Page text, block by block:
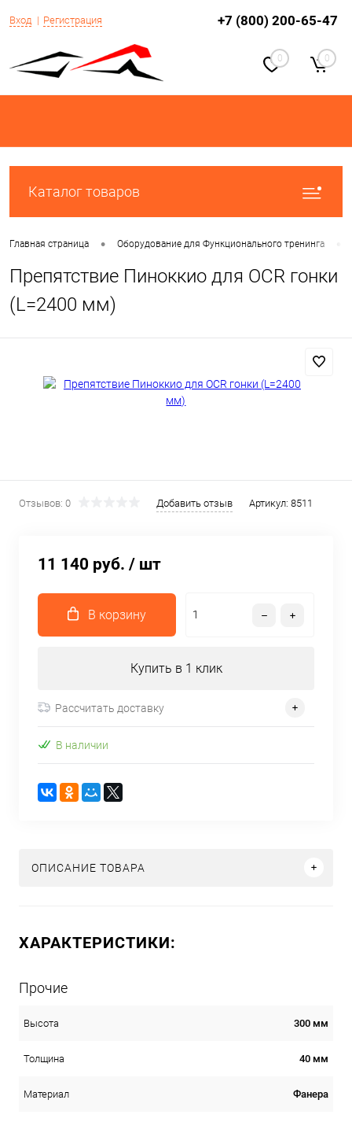
Вход Регистрация +7 (800) 200-65-47
0 0
Каталог товаров
Главная страница • Оборудование для Функционального тренинга
Препятствие Пиноккио для OCR гонки
(L=2400 мм)
Отзывов: 0 Добавить отзыв Артикул: 8511
11 140 руб. / шт
В корзину
Купить в 1 клик
Рассчитать доставку
В наличии
ОПИСАНИЕ ТОВАРА
ХАРАКТЕРИСТИКИ:
Прочие
Высота 300 мм
Толщина 40 мм
Материал Фанера